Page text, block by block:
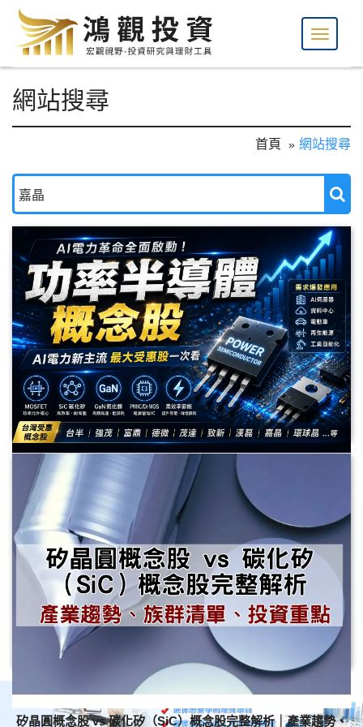
網站搜尋
首頁 網站搜尋
功率半導體概念股有哪些？股癌點名全面噴出！AI電力革命最
大受惠股一次看
股癌點名功率半導體後，台股相關概念股掀起漲停潮。究竟功率半導體是什
麼？AI伺服器、資料中心與電動車如何帶動需求爆發？本文整理功率半導體
產業鏈、MOSFET、SiC、GaN、PMIC、DrMOS等技術趨勢，以及最值得關
注的功率半導體概念股與未來展望。
矽晶圓概念股 vs 碳化矽（SiC）概念股完整解析｜產業趨勢、